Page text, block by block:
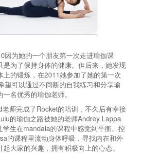
因为她的一个朋友第一次走进瑜伽课
是为了保持身体的健康。但后来，她发现
上的锻炼，在2011她参加了她的第一次
望可以通过不间断的自我练习和分享瑜
名优秀的瑜伽老师。
老师完成了Rocket的培训，不久后有幸接
的瑜伽之路被她的老师Andrey Lappa
学生在mandala的课程中感觉到平衡、控
的课程里流动身体呼吸，寻找内在和外
大家的兴趣，拥有积极向上的心态。